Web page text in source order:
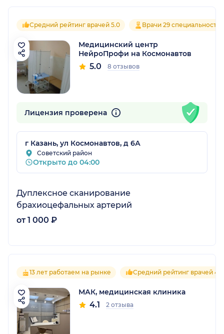
Средний рейтинг врачей 5.0 Врачи 29 специальностей
Медицинский центр
НейроПрофи на Космонавтов
5.0 8 отзывов
Лицензия проверена
г Казань, ул Космонавтов, д 6А
Советский район
Открыто до 04:00
Дуплексное сканирование
брахиоцефальных артерий
от 1 000 ₽
13 лет работаем на рынке Средний рейтинг врачей 4.1
МАК, медицинская клиника
4.1 2 отзыва